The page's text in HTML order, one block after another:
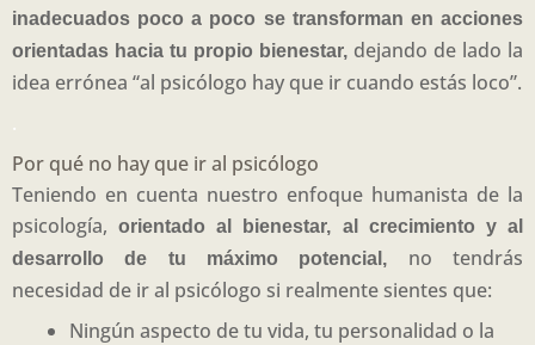
inadecuados poco a poco se transforman en acciones
orientadas hacia tu propio bienestar, dejando de lado la
idea errónea “al psicólogo hay que ir cuando estás loco”.
.
Por qué no hay que ir al psicólogo
Teniendo en cuenta nuestro enfoque humanista de la
psicología,orientado al bienestar, al crecimiento y al
desarrollo de tu máximo potencial,
no tendrás
necesidad de ir al psicólogo si realmente sientes que:
Ningún aspecto de tu vida, tu personalidad o la